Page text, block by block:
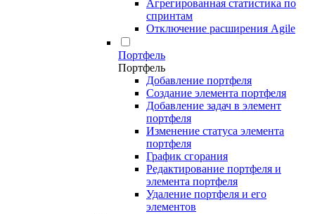
Агрегированная статистика по
спринтам
Отключение расширения Agile
Портфель
Портфель
Добавление портфеля
Создание элемента портфеля
Добавление задач в элемент
портфеля
Изменение статуса элемента
портфеля
График сгорания
Редактирование портфеля и
элемента портфеля
Удаление портфеля и его
элементов